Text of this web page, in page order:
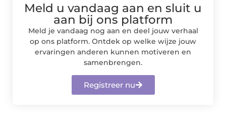
Meld u vandaag aan en sluit u
aan bij ons platform
Meld je vandaag nog aan en deel jouw verhaal
op ons platform. Ontdek op welke wijze jouw
ervaringen anderen kunnen motiveren en
samenbrengen.
Registreer nu